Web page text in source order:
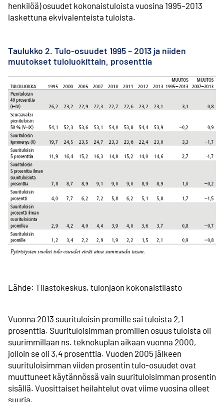
henkilöä) osuudet kokonaistuloista vuosina 1995–2013
laskettuna ekvivalenteista tuloista.
Taulukko 2. Tulo-osuudet 1995 – 2013 ja niiden
muutokset tuloluokittain, prosenttia
Lähde: Tilastokeskus, tulonjaon kokonaistilasto
Vuonna 2013 suurituloisin promille sai tuloista 2,1
prosenttia. Suurituloisimman promillen osuus tuloista oli
suurimmillaan ns. teknokuplan aikaan vuonna 2000,
jolloin se oli 3,4 prosenttia. Vuoden 2005 jälkeen
suurituloisimman viiden prosentin tulo-osuudet ovat
muuttuneet käytännössä vain suurituloisimman prosentin
sisällä. Vuosittaiset heilahtelut ovat viime vuosina olleet
suuria.